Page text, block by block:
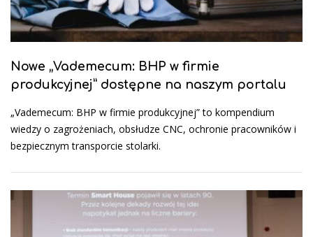
Nowe „Vademecum: BHP w firmie
produkcyjnej” dostępne na naszym portalu
„Vademecum: BHP w firmie produkcyjnej” to kompendium
wiedzy o zagrożeniach, obsłudze CNC, ochronie pracowników i
bezpiecznym transporcie stolarki.